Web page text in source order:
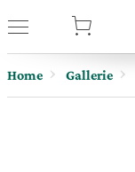
Home Gallerie